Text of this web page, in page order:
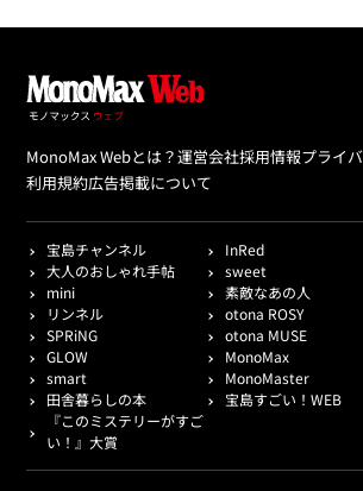
MonoMax Webとは？運営会社採用情報プライ
利用規約広告掲載について
宝島チャンネル
InRed
大人のおしゃれ手帖
sweet
mini
素敵なあの人
リンネル
otona ROSY
SPRiNG
otona MUSE
GLOW
MonoMax
smart
MonoMaster
田舎暮らしの本
宝島すごい！WEB
『このミステリーがすご
い！』大賞